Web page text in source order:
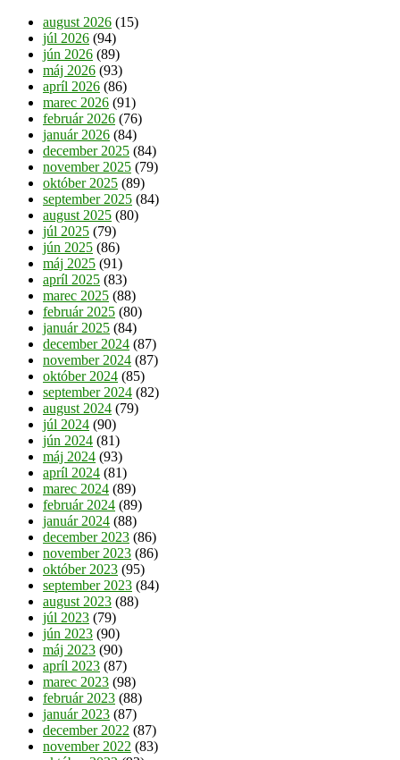
august 2026 (15)
júl 2026 (94)
jún 2026 (89)
máj 2026 (93)
apríl 2026 (86)
marec 2026 (91)
február 2026 (76)
január 2026 (84)
december 2025 (84)
november 2025 (79)
október 2025 (89)
september 2025 (84)
august 2025 (80)
júl 2025 (79)
jún 2025 (86)
máj 2025 (91)
apríl 2025 (83)
marec 2025 (88)
február 2025 (80)
január 2025 (84)
december 2024 (87)
november 2024 (87)
október 2024 (85)
september 2024 (82)
august 2024 (79)
júl 2024 (90)
jún 2024 (81)
máj 2024 (93)
apríl 2024 (81)
marec 2024 (89)
február 2024 (89)
január 2024 (88)
december 2023 (86)
november 2023 (86)
október 2023 (95)
september 2023 (84)
august 2023 (88)
júl 2023 (79)
jún 2023 (90)
máj 2023 (90)
apríl 2023 (87)
marec 2023 (98)
február 2023 (88)
január 2023 (87)
december 2022 (87)
november 2022 (83)